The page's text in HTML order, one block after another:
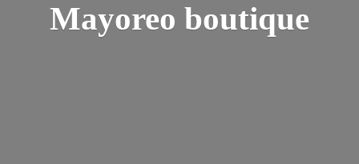
Mayoreo boutique